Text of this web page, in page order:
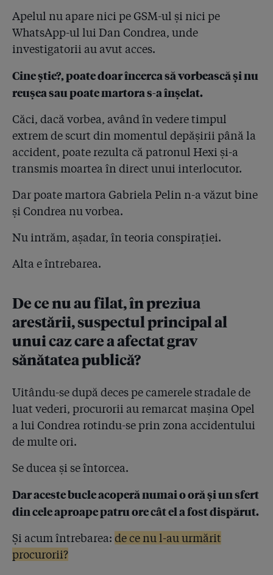
Apelul nu apare nici pe GSM-ul și nici pe
WhatsApp-ul lui Dan Condrea, unde
investigatorii au avut acces.
Cine știe?, poate doar încerca să vorbească și nu
reușea sau poate martora s-a înșelat.
Căci, dacă vorbea, având în vedere timpul
extrem de scurt din momentul depășirii până la
accident, poate rezulta că patronul Hexi și-a
transmis moartea în direct unui interlocutor.
Dar poate martora Gabriela Pelin n-a văzut bine
și Condrea nu vorbea.
Nu intrăm, așadar, în teoria conspirației.
Alta e întrebarea.
De ce nu au filat, în preziua
arestării, suspectul principal al
unui caz care a afectat grav
sănătatea publică?
Uitându-se după deces pe camerele stradale de
luat vederi, procurorii au remarcat mașina Opel
a lui Condrea rotindu-se prin zona accidentului
de multe ori.
Se ducea și se întorcea.
Dar aceste bucle acoperă numai o oră și un sfert
din cele aproape patru ore cât el a fost dispărut.
Și acum întrebarea: de ce nu l-au urmărit
procurorii?